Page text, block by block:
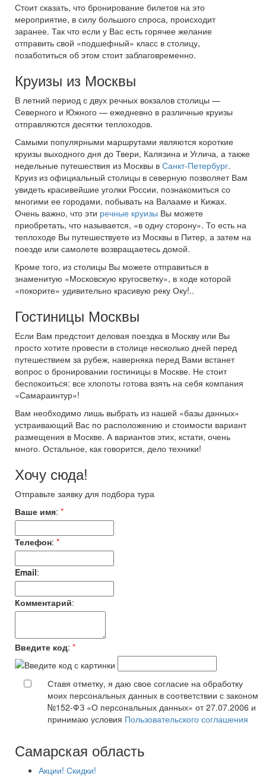
Стоит сказать, что бронирование билетов на это
мероприятие, в силу большого спроса, происходит
заранее. Так что если у Вас есть горячее желание
отправить свой «подшефный» класс в столицу,
позаботиться об этом стоит заблаговременно.
Круизы из Москвы
В летний период с двух речных вокзалов столицы —
Северного и Южного — ежедневно в различные круизы
отправляются десятки теплоходов.
Самыми популярными маршрутами являются короткие
круизы выходного дня до Твери, Калязина и Углича, а также
недельные путешествия из Москвы в Санкт-Петербург.
Круиз из официальный столицы в северную позволяет Вам
увидеть красивейшие уголки России, познакомиться со
многими ее городами, побывать на Валааме и Кижах.
Очень важно, что эти речные круизы Вы можете
приобретать, что называется, «в одну сторону». То есть на
теплоходе Вы путешествуете из Москвы в Питер, а затем на
поезде или самолете возвращаетесь домой.
Кроме того, из столицы Вы можете отправиться в
знаменитую «Московскую кругосветку», в ходе которой
«покорите» удивительно красивую реку Оку!..
Гостиницы Москвы
Если Вам предстоит деловая поездка в Москву или Вы
просто хотите провести в столице несколько дней перед
путешествием за рубеж, наверняка перед Вами встанет
вопрос о бронировании гостиницы в Москве. Не стоит
беспокоиться: все хлопоты готова взять на себя компания
«Самараинтур»!
Вам необходимо лишь выбрать из нашей «базы данных»
устраивающий Вас по расположению и стоимости вариант
размещения в Москве. А вариантов этих, кстати, очень
много. Остальное, как говорится, дело техники!
Хочу сюда!
Отправьте заявку для подбора тура
Ваше имя: *
Телефон: *
Email:
Комментарий:
Введите код: *
Ставя отметку, я даю свое согласие на обработку
моих персональных данных в соответствии с законом
№152-ФЗ «О персональных данных» от 27.07.2006 и
принимаю условия Пользовательского соглашения
Самарская область
Акции! Скидки!